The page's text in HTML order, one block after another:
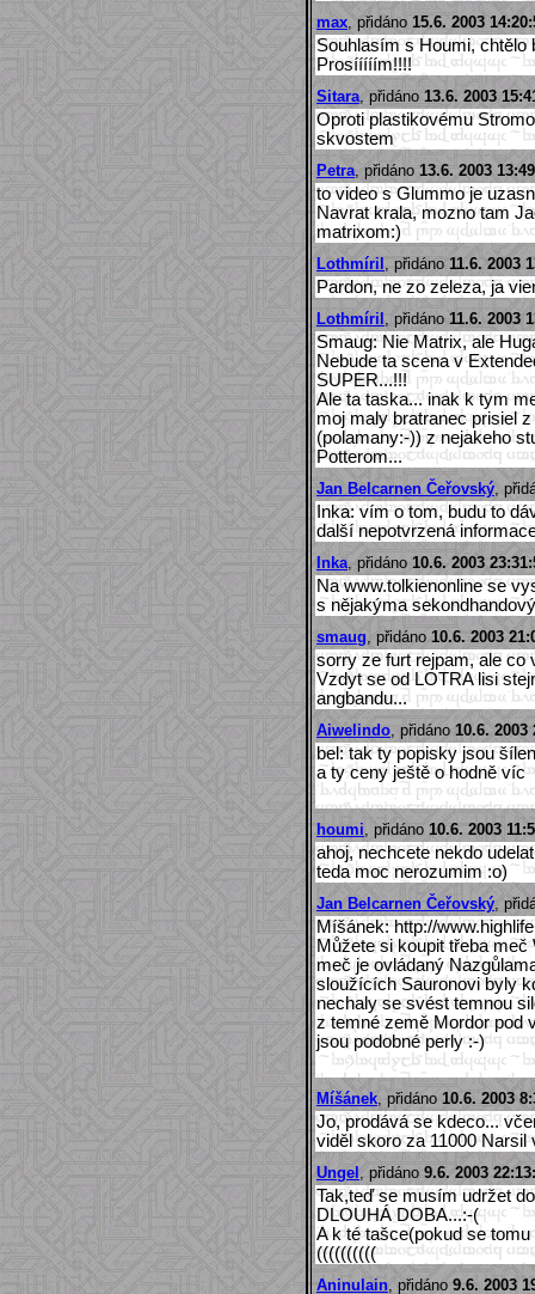
max , přidáno 15.6. 2003
Souhlasím s Houmi, chtělo
Prosííííím!!!!
Sitara, přidáno 13.6. 2003
Oproti plastikovému
skvostem
Petra, přidáno 13.6. 2003
to video s Glummo je
Navrat krala, mozno tam
matrixom:)
Lothmíril , přidáno 11.6. 2003
Pardon, ne zo zeleza, ja
Lothmíril , přidáno 11.6. 2003
Smaug: Nie Matrix, ale
Nebude ta scena v
SUPER...!!!
Ale ta taska... inak k tym
moj maly bratranec prisiel
(polamany:-)) z nejakeho
Potterom...
Jan Belcarnen Čeřovský ,
Inka: vím o tom, budu to
další nepotvrzená
Inka , přidáno 10.6. 2003
Na www.tolkienonline se
s nějakýma
smaug , přidáno 10.6. 2003
sorry ze furt rejpam, ale co
Vzdyt se od LOTRA lisi
angbandu...
Aiwelindo , přidáno 10.6. 2003
bel: tak ty popisky jsou
a ty ceny ještě o hodně víc
houmi , přidáno 10.6. 2003
ahoj, nechcete nekdo
teda moc nerozumim :o)
Jan Belcarnen Čeřovský ,
Míšánek: http://
Můžete si koupit třeba
meč je ovládaný
sloužících Sauronovi byly
nechaly se svést temnou
z temné země Mordor pod
jsou podobné perly :-)
Míšánek , přidáno 10.6. 2003
Jo, prodává se kdeco...
viděl skoro za 11000 Narsil
Ungel , přidáno 9.6. 2003
Tak,teď se musím udržet
DLOUHÁ DOBA...:-(
A k té tašce(pokud se
((((((((((
Aninulain , přidáno 9.6. 2003